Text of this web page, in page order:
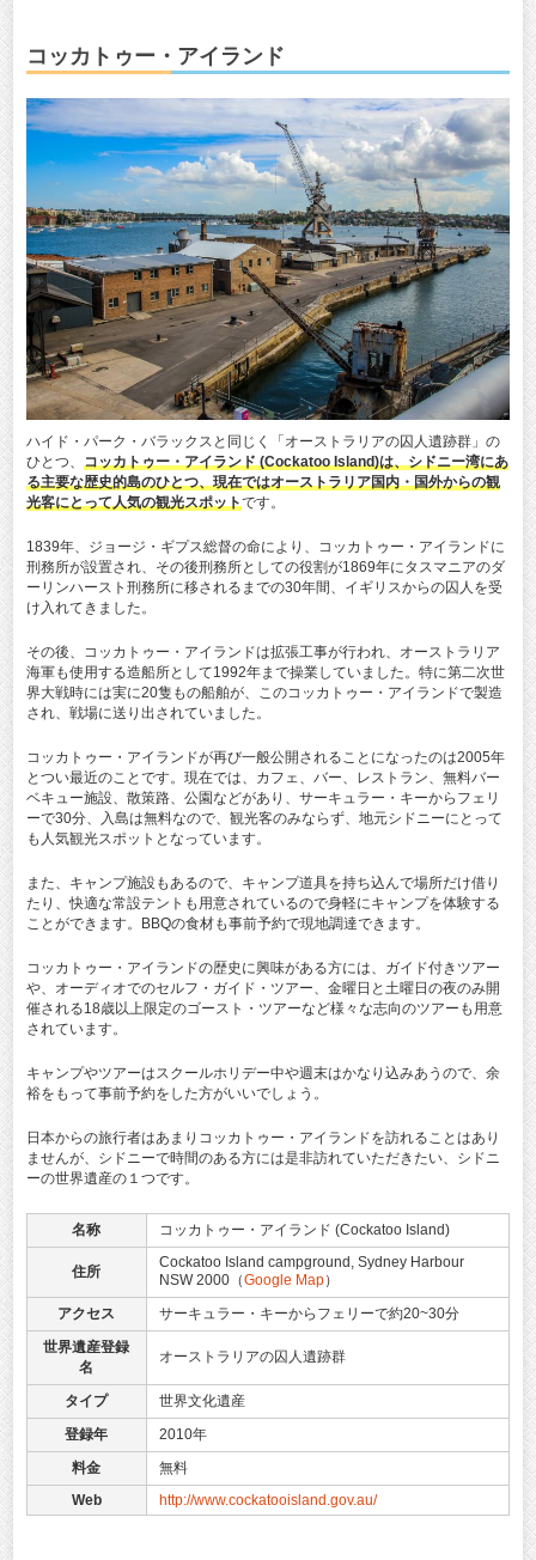
コッカトゥー・アイランド
ハイド・パーク・バラックスと同じく「オーストラリアの囚人遺跡群」の
ひとつ、 コッカトゥー・アイランド (Cockatoo Island)は、シドニー湾にあ
る主要な歴史的島のひとつ、現在ではオーストラリア国内・国外からの観
光客にとって人気の観光スポットです。
1839年、ジョージ・ギプス総督の命により、コッカトゥー・アイランドに
刑務所が設置され、その後刑務所としての役割が1869年にタスマニアのダ
ーリンハースト刑務所に移されるまでの30年間、イギリスからの囚人を受
け入れてきました。
その後、コッカトゥー・アイランドは拡張工事が行われ、オーストラリア
海軍も使用する造船所として1992年まで操業していました。特に第二次世
界大戦時には実に20隻もの船舶が、このコッカトゥー・アイランドで製造
され、戦場に送り出されていました。
コッカトゥー・アイランドが再び一般公開されることになったのは2005年
とつい最近のことです。現在では、カフェ、バー、レストラン、無料バー
ベキュー施設、散策路、公園などがあり、サーキュラー・キーからフェリ
ーで30分、入島は無料なので、観光客のみならず、地元シドニーにとって
も人気観光スポットとなっています。
また、キャンプ施設もあるので、キャンプ道具を持ち込んで場所だけ借り
たり、快適な常設テントも用意されているので身軽にキャンプを体験する
ことができます。BBQの食材も事前予約で現地調達できます。
コッカトゥー・アイランドの歴史に興味がある方には、ガイド付きツアー
や、オーディオでのセルフ・ガイド・ツアー、金曜日と土曜日の夜のみ開
催される18歳以上限定のゴースト・ツアーなど様々な志向のツアーも用意
されています。
キャンプやツアーはスクールホリデー中や週末はかなり込みあうので、余
裕をもって事前予約をした方がいいでしょう。
日本からの旅行者はあまりコッカトゥー・アイランドを訪れることはあり
ませんが、シドニーで時間のある方には是非訪れていただきたい、シドニ
ーの世界遺産の１つです。
名称 コッカトゥー・アイランド (Cockatoo Island)
住所
Cockatoo Island campground, Sydney Harbour
NSW 2000（Google Map）
アクセス
サーキュラー・キーからフェリーで約20~30分
世界遺産登録
名
オーストラリアの囚人遺跡群
タイプ
世界文化遺産
登録年
2010年
料金
無料
Web
http://www.cockatooisland.gov.au/